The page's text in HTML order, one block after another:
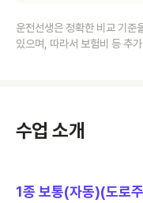
운전선생은 정확한 비교 기준
있으며, 따라서 보험비 등 추
수업 소개
1종 보통(자동)(도로